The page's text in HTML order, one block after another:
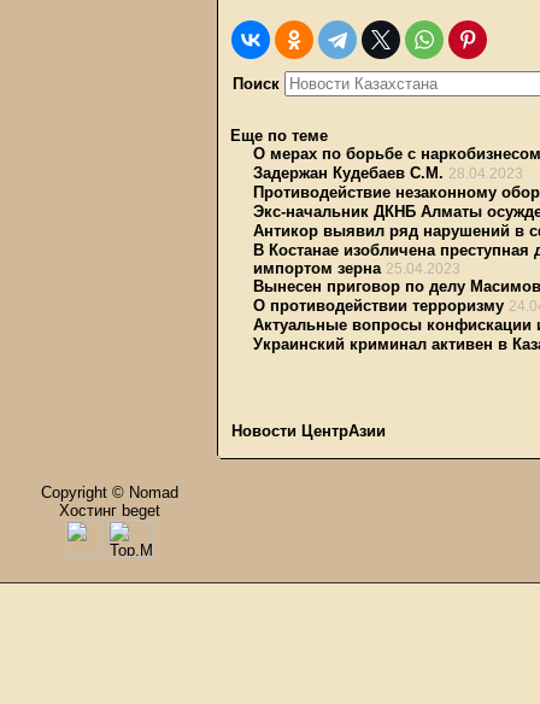
Поиск
Еще по теме
О мерах по борьбе с наркобизнесом
Задержан Кудебаев С.М. 28.04.2023
Противодействие незаконному
Экс-начальник ДКНБ Алматы
Антикор выявил ряд нарушений в
В Костанае изобличена
импортом зерна 25.04.2023
Вынесен приговор по делу
О противодействии терроризму
Актуальные вопросы конфискации
Украинский криминал активен в
Новости ЦентрАзии
Copyright © Nomad
Хостинг beget